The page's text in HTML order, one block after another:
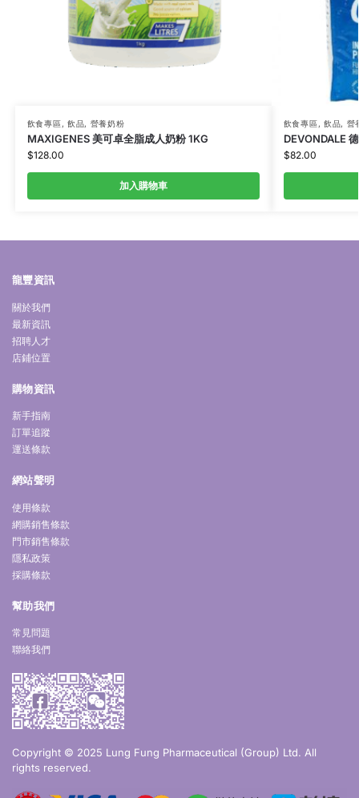
飲食專區, 飲品, 營養奶粉
MAXIGENES 美可卓全脂成人奶粉 1KG
$128.00
加入購物車
飲食專區, 飲品, 營
DEVONDALE
$82.00
龍豐資訊
關於我們
最新資訊
招聘人才
店鋪位置
購物資訊
新手指南
訂單追蹤
運送條款
網站聲明
使用條款
網購銷售條款
門市銷售條款
隱私政策
採購條款
幫助我們
常見問題
聯絡我們
Copyright © 2025 Lung Fung Pharmaceutical (Group) Ltd. All
rights reserved.